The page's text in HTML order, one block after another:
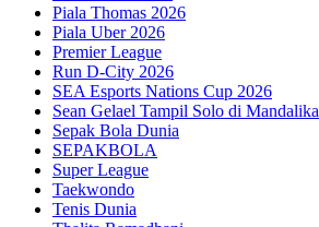
Piala Thomas 2026
Piala Uber 2026
Premier League
Run D-City 2026
SEA Esports Nations Cup 2026
Sean Gelael Tampil Solo di Mandalika
Sepak Bola Dunia
SEPAKBOLA
Super League
Taekwondo
Tenis Dunia